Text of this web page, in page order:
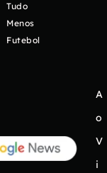
Tudo
Menos
Futebol
A
o
V
i